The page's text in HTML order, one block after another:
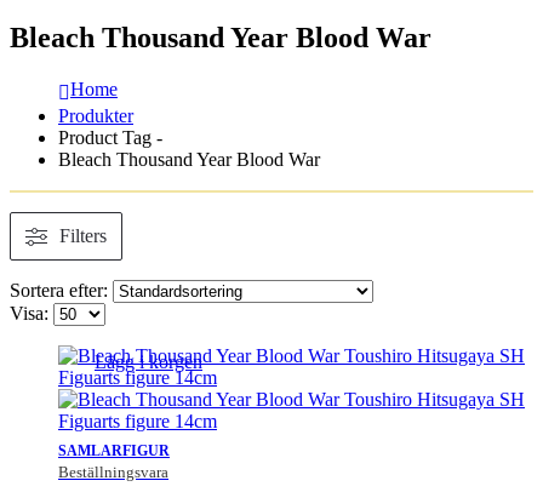
Bleach Thousand Year Blood War
Home
Produkter
Product Tag -
Bleach Thousand Year Blood War
Filters
Sortera efter:
Visa:
SAMLARFIGUR
Beställningsvara
Lägg i korgen